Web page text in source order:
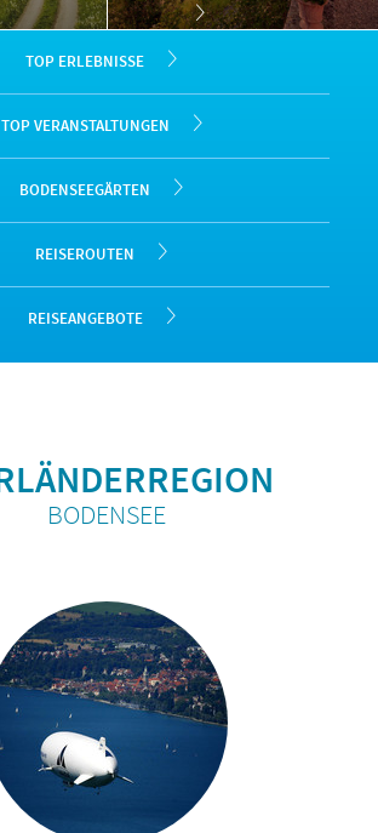
TOP ERLEBNISSE
TOP VERANSTALTUNGEN
BODENSEEGÄRTEN
REISEROUTEN
REISEANGEBOTE
BODENSEE